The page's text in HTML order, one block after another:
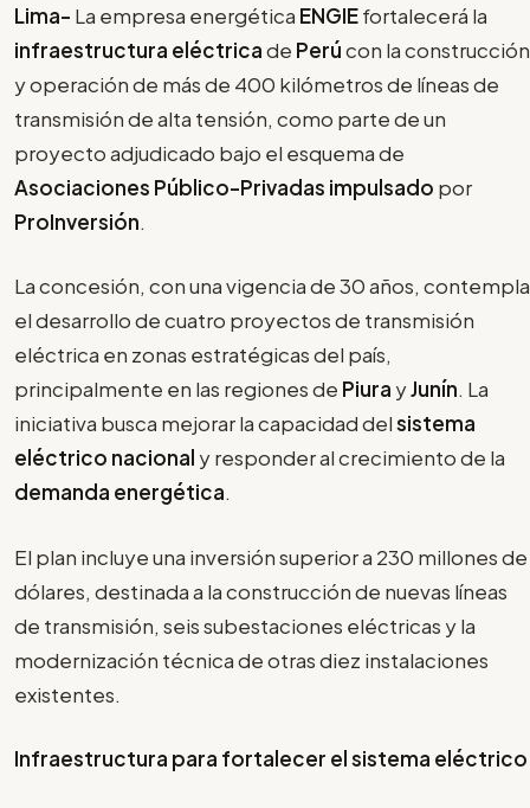
Lima- La empresa energética ENGIEfortalecerá la
infraestructura eléctricade Perúcon la construcción
y operación de más de 400 kilómetros de líneas de
transmisión de alta tensión, como parte de un
proyecto adjudicado bajo el esquema de
Asociaciones Público-Privadas impulsado por
ProInversión.
La concesión, con una vigencia de 30 años, contempla
el desarrollo de cuatro proyectos de transmisión
eléctrica en zonas estratégicas del país,
principalmente en las regiones de Piura yJunín. La
iniciativa busca mejorar la capacidad delsistema
eléctrico nacional y responder al crecimiento de la
demanda energética.
El plan incluye una inversión superior a 230 millones de
dólares, destinada a la construcción de nuevas líneas
de transmisión, seis subestaciones eléctricas y la
modernización técnica de otras diez instalaciones
existentes.
Infraestructura para fortalecer el sistema eléctrico